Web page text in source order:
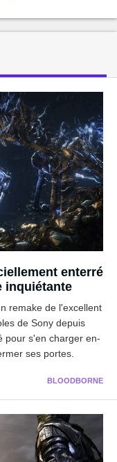
enterré
inquiétante
remake de l'excellent
de Sony depuis
pour s'en charger en-
ses portes.
BLOODBORNE